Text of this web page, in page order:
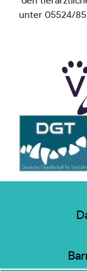
unter 05524/